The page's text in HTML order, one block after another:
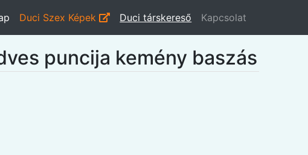
Duci Szex Képek Duci társkereső Kapcsolat
puncija kemény baszás